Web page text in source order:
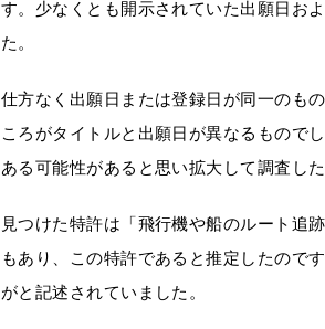
す。少なくとも開示されていた出願日お
た。
仕方なく出願日または登録日が同一のも
ころがタイトルと出願日が異なるもので
ある可能性があると思い拡大して調査し
見つけた特許は「飛行機や船のルート追
もあり、この特許であると推定したので
がと記述されていました。